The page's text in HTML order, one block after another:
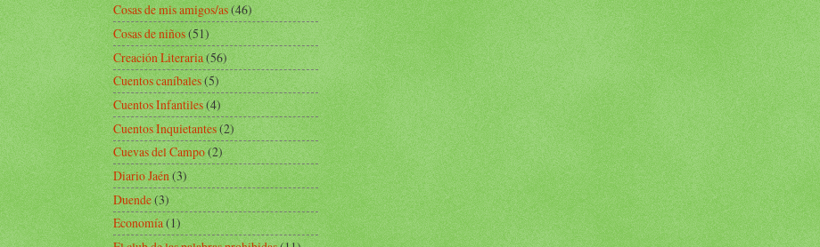
Cosas de mis amigos/as(46)
Cosas de niños(51)
Creación Literaria(56)
Cuentos caníbales(5)
Cuentos Infantiles(4)
Cuentos Inquietantes(2)
Cuevas del Campo(2)
Diario Jaén(3)
Duende(3)
Economía(1)